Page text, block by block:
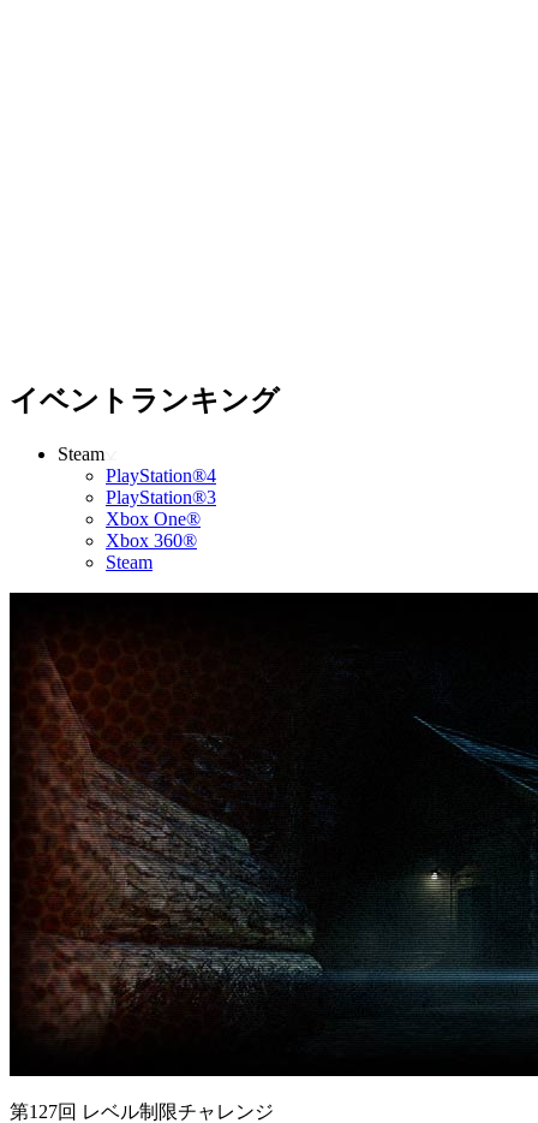
イベントランキング
Steam
PlayStation®4
PlayStation®3
Xbox One®
Xbox 360®
Steam
第127回 レベル制限チャレンジ